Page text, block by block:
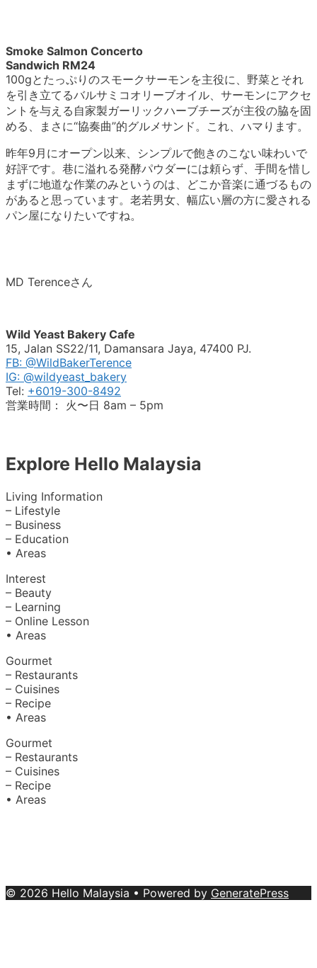
Smoke Salmon Concerto
Sandwich RM24
100gとたっぷりのスモークサーモンを主役に、野菜とそれ
を引き立てるバルサミコオリーブオイル、サーモンにアクセ
ントを与える自家製ガーリックハーブチーズが主役の脇を固
める、まさに“協奏曲”的グルメサンド。これ、ハマります。
昨年9月にオープン以来、シンプルで飽きのこない味わいで
好評です。巷に溢れる発酵パウダーには頼らず、手間を惜し
まずに地道な作業のみというのは、どこか音楽に通づるもの
があると思っています。老若男女、幅広い層の方に愛される
パン屋になりたいですね。
MD Terenceさん
Wild Yeast Bakery Cafe
15, Jalan SS22/11, Damansara Jaya, 47400 PJ.
FB: @WildBakerTerence
IG: @wildyeast_bakery
Tel: +6019-300-8492
営業時間： 火〜日 8am – 5pm
Explore Hello Malaysia
Living Information
– Lifestyle
– Business
– Education
• Areas
Interest
– Beauty
– Learning
– Online Lesson
• Areas
Gourmet
– Restaurants
– Cuisines
– Recipe
• Areas
Gourmet
– Restaurants
– Cuisines
– Recipe
• Areas
© 2026 Hello Malaysia • Powered by GeneratePress